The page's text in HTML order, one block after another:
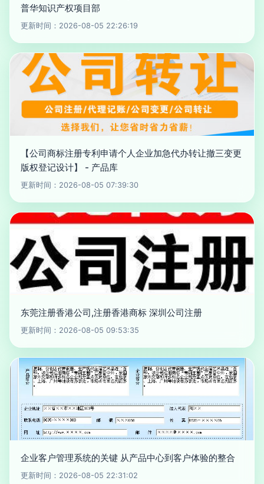
普华知识产权项目部
更新时间：2026-08-05 22:26:19
【公司商标注册专利申请个人企业加急代办转让撤三变更
版权登记设计】 - 产品库
更新时间：2026-08-05 07:39:30
东莞注册香港公司,注册香港商标 深圳公司注册
更新时间：2026-08-05 09:53:35
企业客户管理系统的关键 从产品中心到客户体验的整合
更新时间：2026-08-05 22:31:02